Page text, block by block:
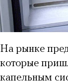
На рынке
которые
капельным